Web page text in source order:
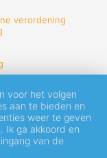
verordening
voor het volgen
aan te bieden en
weer te geven
Ik ga akkoord en
van de